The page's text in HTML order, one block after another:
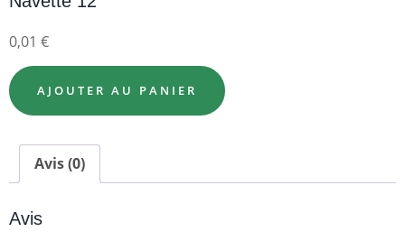
0,01 €
AJOUTER AU PANIER
Avis (0)
Avis